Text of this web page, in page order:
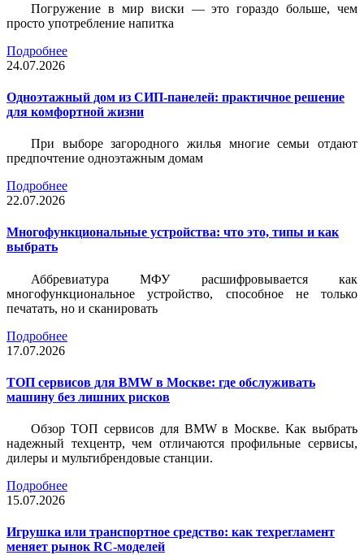
Погружение в мир виски — это гораздо больше, чем
просто употребление напитка
Подробнее
24.07.2026
Одноэтажный дом из СИП-панелей: практичное решение
для комфортной жизни
При выборе загородного жилья многие семьи отдают
предпочтение одноэтажным домам
Подробнее
22.07.2026
Многофункциональные устройства: что это, типы и как
выбрать
Аббревиатура МФУ расшифровывается как
многофункциональное устройство, способное не только
печатать, но и сканировать
Подробнее
17.07.2026
ТОП сервисов для BMW в Москве: где обслуживать
машину без лишних рисков
Обзор ТОП сервисов для BMW в Москве. Как выбрать
надежный техцентр, чем отличаются профильные сервисы,
дилеры и мультибрендовые станции.
Подробнее
15.07.2026
Игрушка или транспортное средство: как техрегламент
меняет рынок RC-моделей